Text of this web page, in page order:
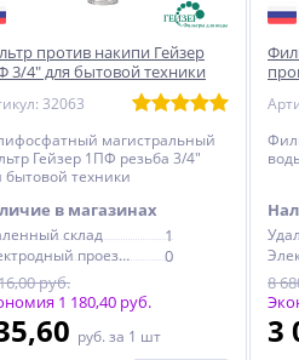
против накипи Гейзер
3/4" для бытовой техники
32063
магистральный
Гейзер 1ПФ резьба 3/4"
бытовой техники
в магазинах
склад 1
Электродный проезд, 6с1
0
руб.
1 180,40 руб.
руб. за 1 шт
8
3